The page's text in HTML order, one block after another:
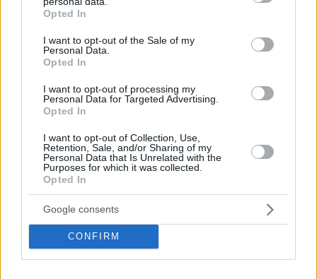
grant or deny consent to Google and its third-party tags to
use your data for below specified purposes in below Google
consent section.
Opted In
I want to opt-out of the Sale of my
Personal Data.
Opted In
I want to opt-out of processing my
Personal Data for Targeted Advertising.
Opted In
I want to opt-out of Collection, Use,
Retention, Sale, and/or Sharing of my
Personal Data that Is Unrelated with the
Purposes for which it was collected.
Opted In
Google consents
CONFIRM